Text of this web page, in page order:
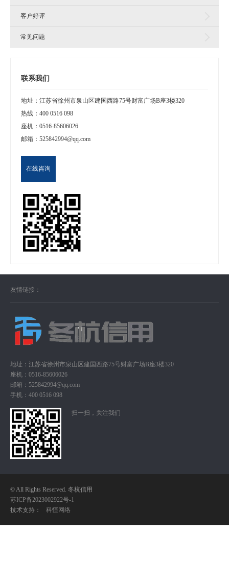
客户好评
常见问题
联系我们
地址：江苏省徐州市泉山区建国西路75号财富广场B座3楼320
热线： 400 0516 098
座机： 0516-85606026
邮箱： 525842994@qq.com
在线咨询
友情链接：
地址：江苏省徐州市泉山区建国西路75号财富广场B座3楼320
座机： 0516-85606026
邮箱： 525842994@qq.com
手机： 400 0516 098
扫一扫，关注我们
© All Rights Reserved. 冬杭信用
苏ICP备2023002922号-1
技术支持：
科恒网络